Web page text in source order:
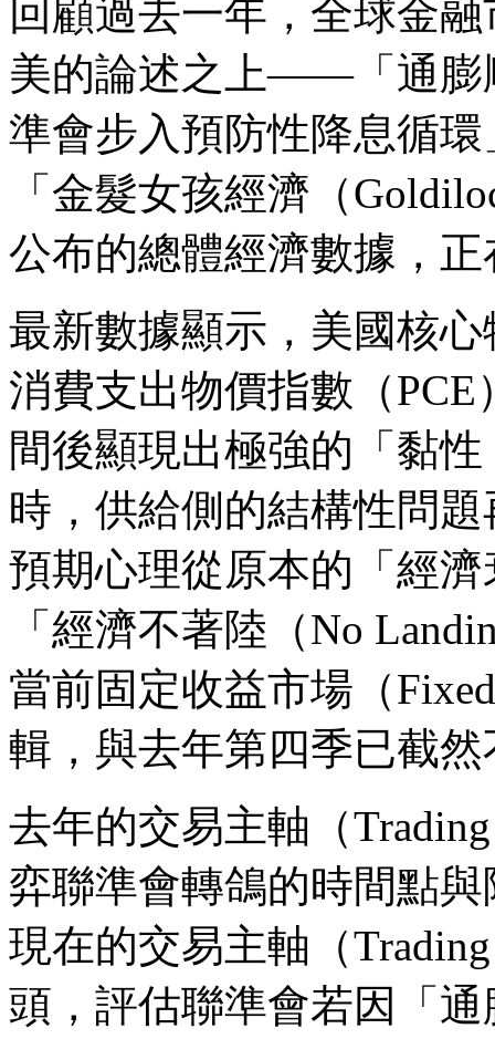
回顧過去一年，全球金
美的論述之上——「通膨
準會步入預防性降息循
「金髮女孩經濟（
公布的總體經濟數據，
最新數據顯示，美國核
消費支出物價指數（
間後顯現出極強的「黏
時，供給側的結構性問
預期心理從原本的「經
「經濟不著陸（No
當前固定收益市場（
輯，與去年第四季已截然
去年的交易主軸（
弈聯準會轉鴿的時間點
現在的交易主軸（
頭，評估聯準會若因「